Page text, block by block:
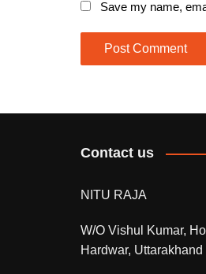
Save my name,
Contact us
NITU RAJA
W/O Vishul Kumar,
Hardwar,